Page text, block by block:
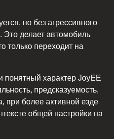
но без агрессивного
делает автомобиль
только переходит на
понятный характер JoyEE
предсказуемость,
при более активной езде
общей настройки на